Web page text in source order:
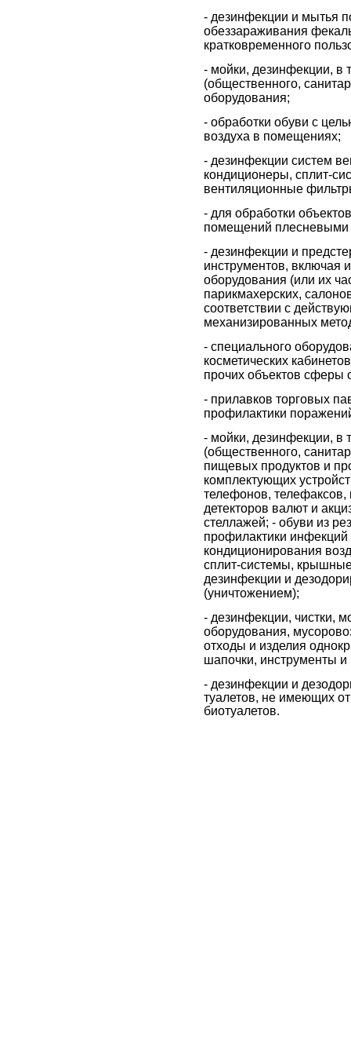
- дезинфекции и мытья
обеззараживания
кратковременного
- мойки, дезинфекции, в
(общественного,
оборудования;
- обработки обуви с
воздуха в помещениях;
- дезинфекции систем
кондиционеры, сплит-
вентиляционные
- для обработки
помещений плесневыми
- дезинфекции и
инструментов, включая
оборудования (или их
парикмахерских,
соответствии с
механизированных
- специального
косметических
прочих объектов сферы
- прилавков торговых
профилактики
- мойки, дезинфекции, в
(общественного,
пищевых продуктов и
комплектующих
телефонов, телефаксов,
детекторов валют и
стеллажей; - обуви из
профилактики инфекций
кондиционирования
сплит-системы,
дезинфекции и
(уничтожением);
- дезинфекции, чистки,
оборудования,
отходы и изделия
шапочки, инструменты и
- дезинфекции и
туалетов, не имеющих
биотуалетов.